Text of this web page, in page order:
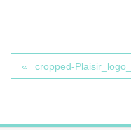
cropped-